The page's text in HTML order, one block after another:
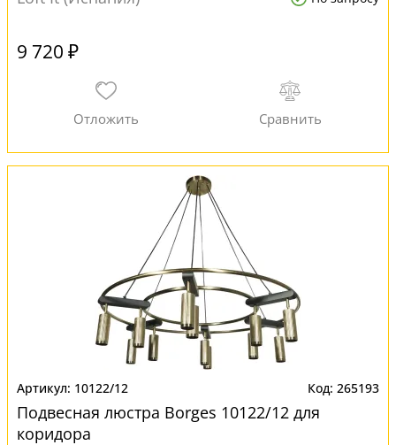
9 720 ₽
10122/12 265193
Подвесная люстра Borges 10122/12 для
коридора